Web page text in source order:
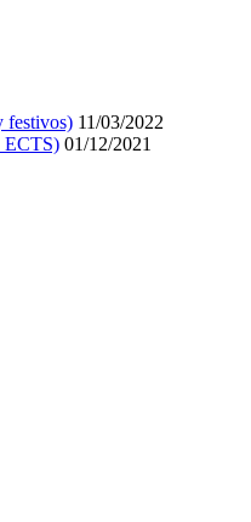
festivos) 11/03/2022
ECTS) 01/12/2021